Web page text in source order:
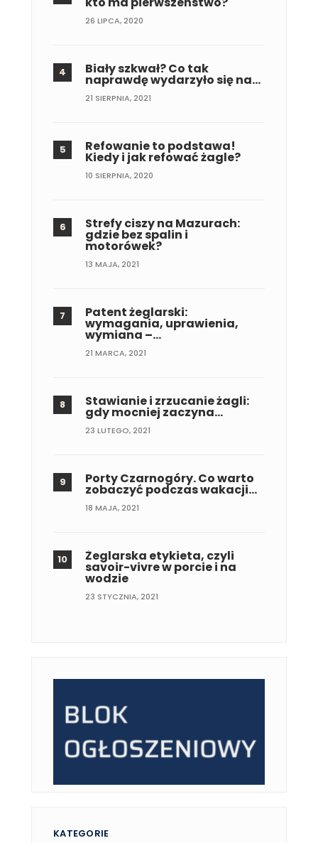
26 LIPCA, 2020
Biały szkwał? Co tak
naprawdę wydarzyło się na…
21 SIERPNIA, 2021
Refowanie to podstawa!
Kiedy i jak refować żagle?
10 SIERPNIA, 2020
Strefy ciszy na Mazurach:
gdzie bez spalin i
motorówek?
13 MAJA, 2021
Patent żeglarski:
wymagania, uprawienia,
wymiana –…
21 MARCA, 2021
Stawianie i zrzucanie żagli:
gdy mocniej zaczyna…
23 LUTEGO, 2021
Porty Czarnogóry. Co warto
zobaczyć podczas wakacji…
18 MAJA, 2021
Żeglarska etykieta, czyli
savoir-vivre w porcie i na
wodzie
23 STYCZNIA, 2021
KATEGORIE